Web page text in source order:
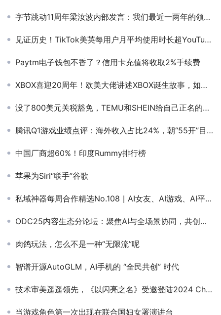
字节跳动11周年梁汝波内部发言：我们最近一两年的领先不明显了
见证历史！TikTok美英每用户月平均使用时长超YouTube
Paytm电子钱包不香了？信用卡充值将收取2%手续费
XBOX喜迎20周年！欧美大佬讲述XBOX诞生故事，如何改变游戏业？
没了800美元关税豁免，TEMU和SHEIN给自己正名的时候到了
腾讯Q1游戏业绩点评：海外收入占比24%，朝“55开”目标负重前进
中国厂商超60%！印度Rummy排行榜
苹果为Siri“联手”谷歌
私域神器每周合作精选No.108｜AI女友、AI游戏、AI平台；社交游戏本地收单；寻找游戏厂商海外发行；海外社交产品寻工会
ODC25内容生态分论坛：聚焦AI与全场景协同，共创内容增长新路径
肉鸽玩法，怎么不是一种“无限流”呢
智谱开源AutoGLM，AI手机的 “全民共创” 时代
技术审美遥遥领先，《以闪亮之名》受邀登陆2024 ChinaJoy“鸿蒙原生游戏”展区
当游戏角色第一次出现在联合国妇女署演讲台